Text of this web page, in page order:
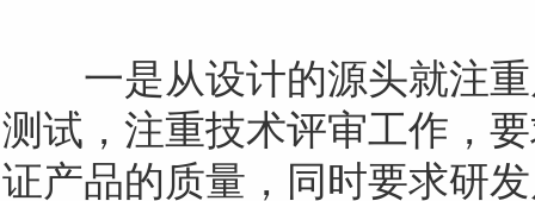
一是从设计的源头就注重
测试，注重技术评审工作，
证产品的质量，同时要求研